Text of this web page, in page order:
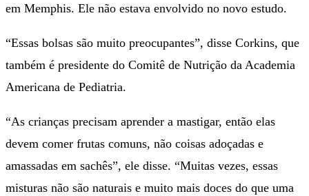
em Memphis. Ele não estava envolvido no novo estudo.
“Essas bolsas são muito preocupantes”, disse Corkins, que
também é presidente do Comitê de Nutrição da Academia
Americana de Pediatria.
“As crianças precisam aprender a mastigar, então elas
devem comer frutas comuns, não coisas adoçadas e
amassadas em sachês”, ele disse. “Muitas vezes, essas
misturas não são naturais e muito mais doces do que uma